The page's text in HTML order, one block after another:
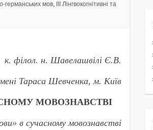
германських мов,
IІI Лінгвокогнітивні та
к. філол. н. Шавелашвілі Є.В.
Тараса Шевченка, м. Київ
МОВОЗНАВСТВІ
в сучасному мовознавстві